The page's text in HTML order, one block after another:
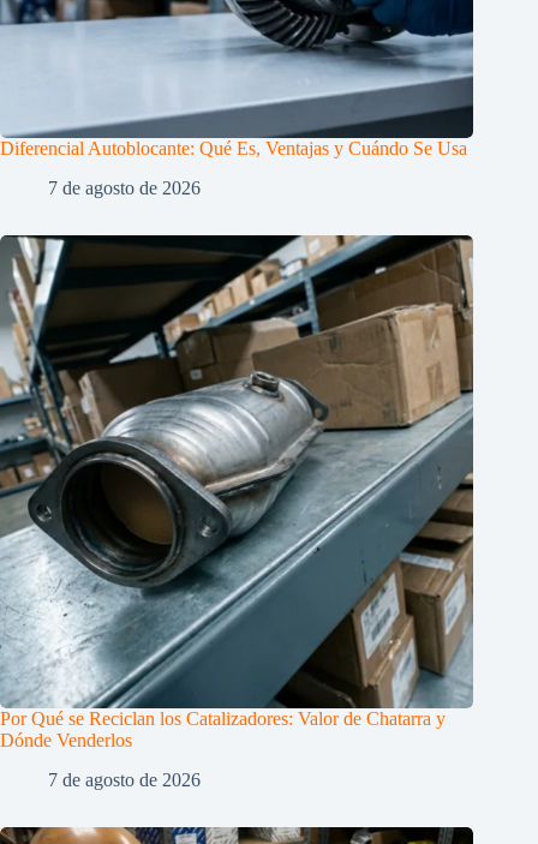
Diferencial Autoblocante: Qué Es, Ventajas y Cuándo Se Usa
7 de agosto de 2026
Por Qué se Reciclan los Catalizadores: Valor de Chatarra y
Dónde Venderlos
7 de agosto de 2026